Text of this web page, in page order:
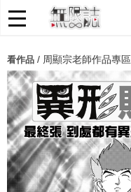
哆啦柯南 寶可夢迷宮飯
朋友們，提高警覺！
看作品 / 周顯宗老師作品專區